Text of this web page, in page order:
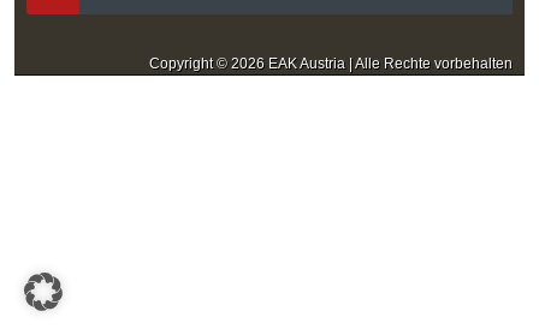
Copyright © 2026 EAK Austria | Alle Rechte vorbehalten